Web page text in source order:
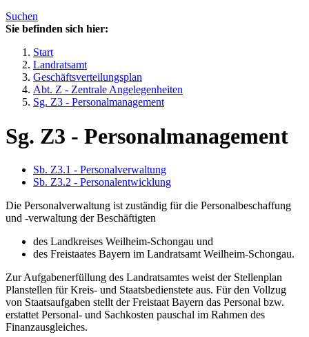
Suchen
Sie befinden sich hier:
Start
Landratsamt
Geschäftsverteilungsplan
Abt. Z - Zentrale Angelegenheiten
Sg. Z3 - Personalmanagement
Sg. Z3 - Personalmanagement
Sb. Z3.1 - Personalverwaltung
Sb. Z3.2 - Personalentwicklung
Die Personalverwaltung ist zuständig für die Personalbeschaffung
und -verwaltung der Beschäftigten
des Landkreises Weilheim-Schongau und
des Freistaates Bayern im Landratsamt Weilheim-Schongau.
Zur Aufgabenerfüllung des Landratsamtes weist der Stellenplan
Planstellen für Kreis- und Staatsbedienstete aus. Für den Vollzug
von Staatsaufgaben stellt der Freistaat Bayern das Personal bzw.
erstattet Personal- und Sachkosten pauschal im Rahmen des
Finanzausgleiches.